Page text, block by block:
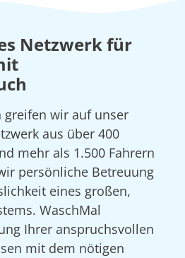
Netzwerk für
greifen wir auf unser
aus über 400
mehr als 1.500 Fahrern
persönliche Betreuung
eines großen,
WaschMal
Ihrer anspruchsvollen
mit dem nötigen